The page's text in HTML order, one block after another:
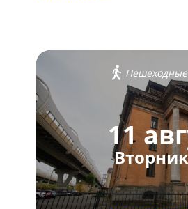
Пешеходные
11